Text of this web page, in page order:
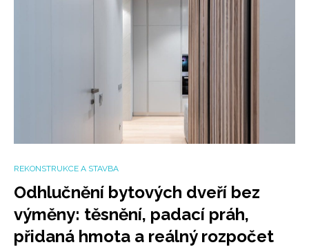
REKONSTRUKCE A STAVBA
Odhlučnění bytových dveří bez
výměny: těsnění, padací práh,
přidaná hmota a reálný rozpočet